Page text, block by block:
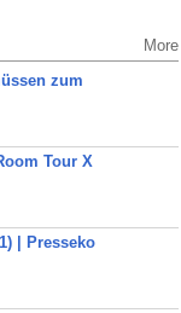
More
zum
Tour X
| Presseko